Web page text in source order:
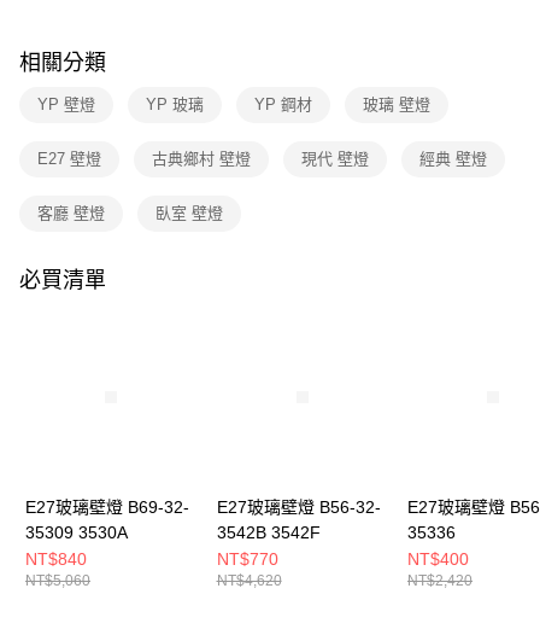
【「AFTEE先享後付」結帳流程】
１．於結帳方式選擇「AFTEE先享後付」後，將跳轉至「AFTEE先享後付」
結帳頁面，進行簡訊認證並確認金額後，即可完成結帳。
ATM／網路銀行／等多元方式進行付款，方視為交易完成。
購買商品的店家。未經商家同意取消之訂單仍視為有效，需透過AFTEE先享
是否繳費成功／繳費後需取消欲退款等相關疑問，請聯繫「AFTEE先享後付
客戶支援中心」
任。
４．使用「AFTEE先享後付」時，將依據個別帳號之用戶狀況，依本公司即
時審查核予不同之上限額度；若仍有額度不足之情形，本公司將視審查結果
請求用戶進行身份認證。
每筆NT$180，滿NT$5,000(含以上)免運費
相關分類
YP 壁燈 YP 玻璃 YP 鋼材 玻璃 壁燈
E27 壁燈 古典鄉村 壁燈 現代 壁燈 經典 壁燈
客廳 壁燈 臥室 壁燈
必買清單
E27玻璃壁燈 B69-32-
35309 3530A
NT$840
NT$5,060
E27玻璃壁燈 B56-32-
3542B 3542F
NT$770
NT$4,620
E27玻璃壁燈
35336
NT$400
NT$2,420